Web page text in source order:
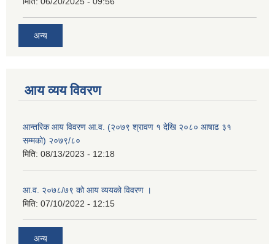
अन्य
आय व्यय विवरण
आन्तरिक आय विवरण आ.व. (२०७९ श्रावण १ देखि २०८० आषाढ ३१
सम्मको) २०७९/८०
मिति: 08/13/2023 - 12:18
आ.व. २०७८/७९ को आय व्ययको विवरण ।
मिति: 07/10/2022 - 12:15
अन्य